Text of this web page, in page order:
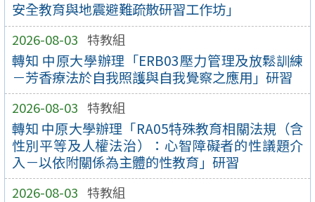
安全教育與地震避難疏散研習工作坊」
2026-08-03 特教組
轉知 中原大學辦理「ERB03壓力管理及放鬆訓練
－芳香療法於自我照護與自我覺察之應用」研習
2026-08-03 特教組
轉知 中原大學辦理「RA05特殊教育相關法規（含
性別平等及人權法治）：心智障礙者的性議題介
入－以依附關係為主體的性教育」研習
2026-08-03 特教組